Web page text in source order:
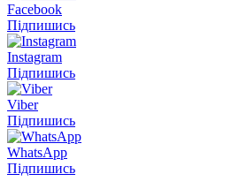
Facebook
Підпишись
Instagram
Підпишись
Viber
Підпишись
WhatsApp
Підпишись